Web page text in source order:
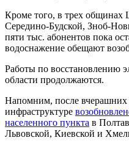
Кроме того, в трех общинах
Середино-Будской, Зноб-
пяти тыс. абонентов пока
водоснажение обещают
Работы по восстановлению
области продолжаются.
Напомним, после вчерашних
инфраструктуре
населенного пункта в
Львовской, Киевской и